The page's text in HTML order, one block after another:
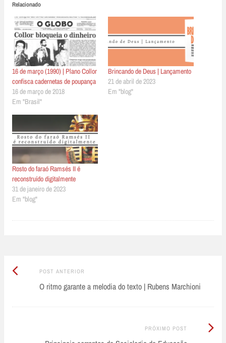
Relacionado
16 de março (1990) | Plano Collor
confisca cadernetas de poupança
16 de março de 2018
Em "Brasil"
Brincando de Deus | Lançamento
21 de abril de 2023
Em "blog"
Rosto do faraó Ramsés II é
reconstruído digitalmente
31 de janeiro de 2023
Em "blog"
Post
navigation
POST ANTERIOR
Anterior:
O ritmo garante a melodia do texto | Rubens Marchioni
PRÓXIMO POST
Próximo